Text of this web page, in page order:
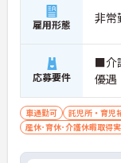
雇用形態 非常
応募要件
■介
優遇
車通勤可 託児所・育児
産休･育休･介護休暇取得